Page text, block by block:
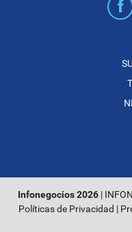
Infonegocios 2026 |
Políticas de Privacidad |